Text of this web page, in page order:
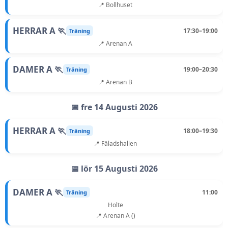
📍 Bollhuset
HERRAR A 🏃 Träning
17:30–19:00
📍 Arenan A
DAMER A 🏃 Träning
19:00–20:30
📍 Arenan B
📅 fre 14 Augusti 2026
HERRAR A 🏃 Träning
18:00–19:30
📍 Fäladshallen
📅 lör 15 Augusti 2026
DAMER A 🏃 Träning
11:00
Holte
📍 Arenan A ()